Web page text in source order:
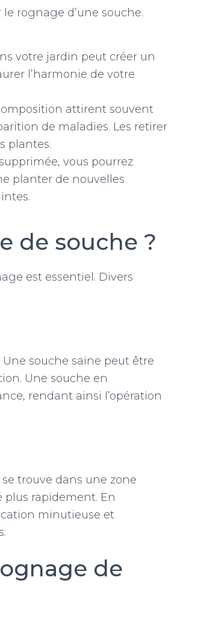
rognage d’une souche.
votre jardin peut créer un
l’harmonie de votre
attirent souvent
de maladies. Les retirer
plantes.
vous pourrez
planter de nouvelles
de souche ?
est essentiel. Divers
souche saine peut être
Une souche en
rendant ainsi l’opération
trouve dans une zone
rapidement. En
minutieuse et
de